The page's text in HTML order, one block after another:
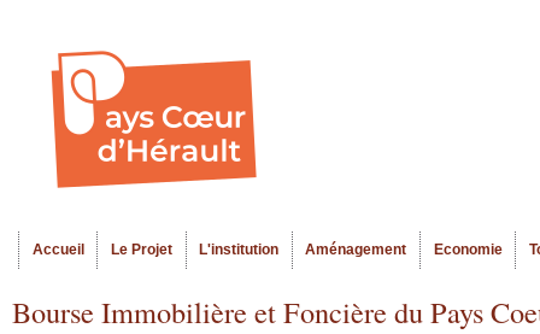
Menu principal
Accueil Le Projet L'institution Aménagement Economie
Bourse Immobilière et Foncière du Pays